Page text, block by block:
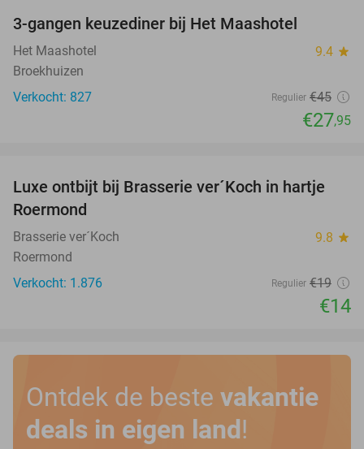
3-gangen keuzediner bij Het Maashotel
Het Maashotel 9.4 star
Broekhuizen
Verkocht: 827
Regulier €45
€27,95
26%
Luxe ontbijt bij Brasserie ver´Koch in hartje
Roermond
Brasserie ver´Koch 9.8 star
Roermond
Verkocht: 1.876
Regulier €19
€14
Ontdek de beste vakantie
deals in eigen land !